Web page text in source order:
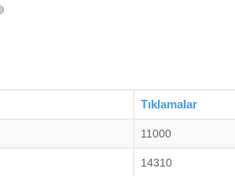
Tıklamalar
11000
14310